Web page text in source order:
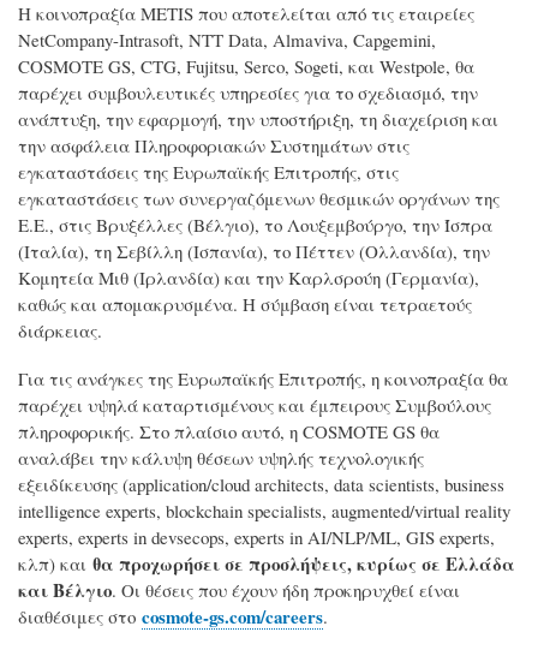
Η κοινοπραξία METIS που αποτελείται από τις εταιρείες
NetCompany-Intrasoft, NTT Data, Almaviva, Capgemini,
COSMOTE GS, CTG, Fujitsu, Serco, Sogeti, και Westpole, θα
παρέχει συμβουλευτικές υπηρεσίες για το σχεδιασμό, την
ανάπτυξη, την εφαρμογή, την υποστήριξη, τη διαχείριση και
την ασφάλεια Πληροφοριακών Συστημάτων στις
εγκαταστάσεις της Ευρωπαϊκής Επιτροπής, στις
εγκαταστάσεις των συνεργαζόμενων θεσμικών οργάνων της
Ε.Ε., στις Βρυξέλλες (Βέλγιο), το Λουξεμβούργο, την Ίσπρα
(Ιταλία), τη Σεβίλλη (Ισπανία), το Πέττεν (Ολλανδία), την
Κομητεία Μιθ (Ιρλανδία) και την Καρλσρούη (Γερμανία),
καθώς και απομακρυσμένα. Η σύμβαση είναι τετραετούς
διάρκειας.
Για τις ανάγκες της Ευρωπαϊκής Επιτροπής, η κοινοπραξία θα
παρέχει υψηλά καταρτισμένους και έμπειρους Συμβούλους
πληροφορικής. Στο πλαίσιο αυτό, η COSMOTE GS θα
αναλάβει την κάλυψη θέσεων υψηλής τεχνολογικής
εξειδίκευσης (application/cloud architects, data scientists, business
intelligence experts, blockchain specialists, augmented/virtual reality
experts, experts in devsecops, experts in AI/NLP/ML, GIS experts,
κλπ) και θα προχωρήσει σε προσλήψεις, κυρίως σε Ελλάδα
και Βέλγιο. Οι θέσεις που έχουν ήδη προκηρυχθεί είναι
διαθέσιμες στο cosmote-gs.com/careers.